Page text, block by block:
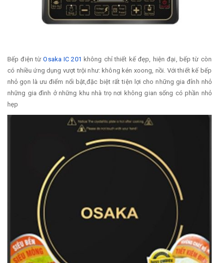
Bếp điện từOsaka IC 201 không chỉ thiết kế đẹp, hiện đại, bếp từ còn
có nhiều ứng dụng vượt trội như: không kén xoong, nồi. Với thiết kế bếp
nhỏ gọn là ưu điểm nổi bật,đặc biệt rất tiện lợi cho những gia đỉnh nhỏ
những gia đình ở những khu nhà trọ nơi không gian sống có phần nhỏ
hẹp